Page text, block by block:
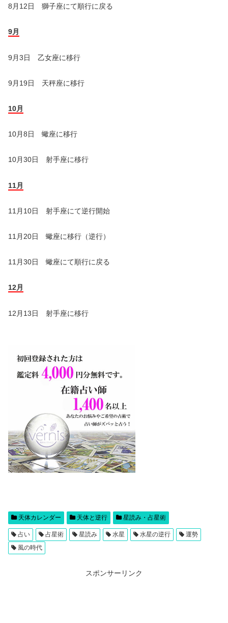
8月12日 獅子座にて順行に戻る
9月
9月3日 乙女座に移行
9月19日 天秤座に移行
10月
10月8日 蠍座に移行
10月30日 射手座に移行
11月
11月10日 射手座にて逆行開始
11月20日 蠍座に移行（逆行）
11月30日 蠍座にて順行に戻る
12月
12月13日 射手座に移行
天体カレンダー 天体と逆行 星読み・占星術
占い 占星術 星読み 水星 水星の逆行
運勢
風の時代
スポンサーリンク